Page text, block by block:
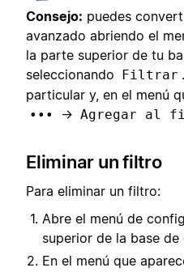
Consejo: puedes
avanzado abriendo el
la parte superior de tu
seleccionando Filtrar
particular y, en el menú
••• → Agregar al
Eliminar un filtro
Para eliminar un filtro:
Abre el menú de
superior de la base de
En el menú que